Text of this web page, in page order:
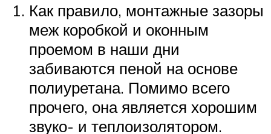
Как правило, монтажные зазоры
меж коробкой и оконным
проемом в наши дни
забиваются пеной на основе
полиуретана. Помимо всего
прочего, она является хорошим
звуко- и теплоизолятором.